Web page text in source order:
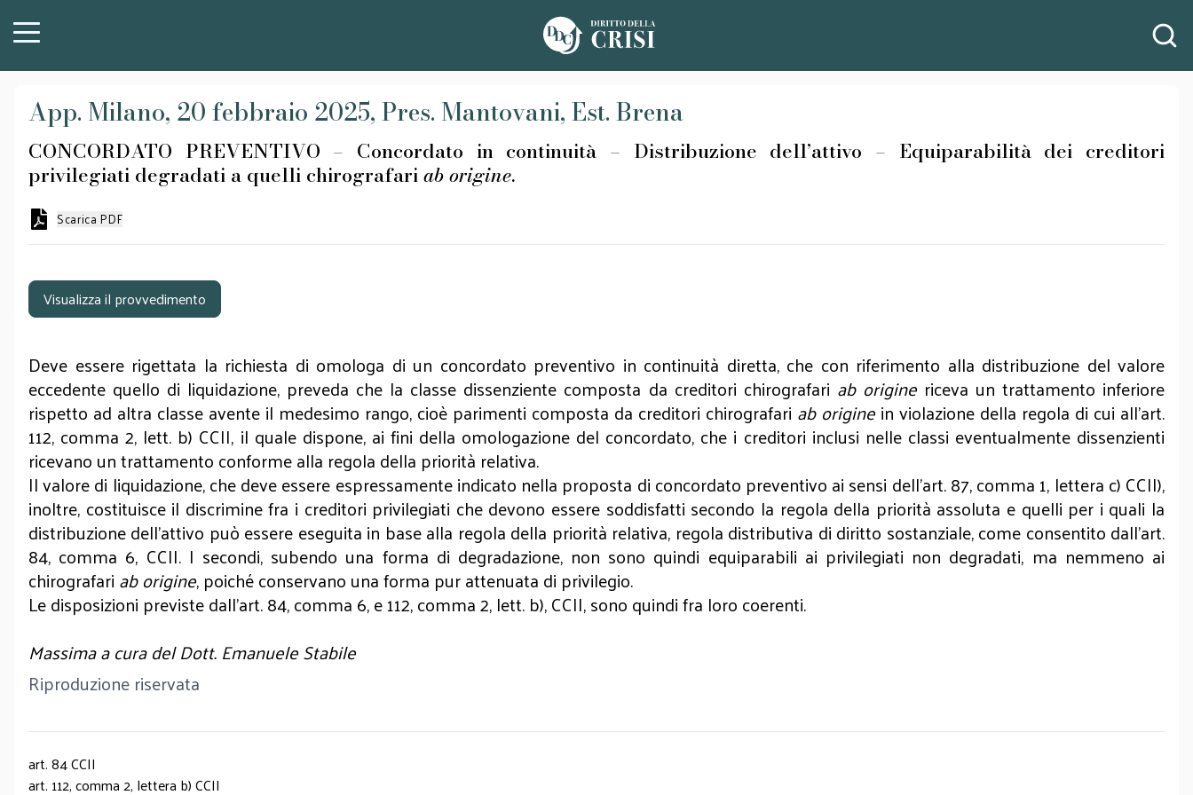
App. Milano, 20 febbraio 2025, Pres. Mantovani, Est. Brena
CONCORDATO PREVENTIVO – Concordato in continuità – Distribuzione dell’attivo – Equiparabilità dei creditori
privilegiati degradati a quelli chirografariab origine.
Scarica PDF
Visualizza il provvedimento
Deve essere rigettata la richiesta di omologa di un concordato preventivo in continuità diretta, che con riferimento alla distribuzione del valore
eccedente quello di liquidazione, preveda che la classe dissenziente composta da creditori chirografari ab originericeva un trattamento inferiore
rispetto ad altra classe avente il medesimo rango, cioè parimenti composta da creditori chirografari ab originein violazione della regola di cui all’art.
112, comma 2, lett. b) CCII, il quale dispone, ai fini della omologazione del concordato, che i creditori inclusi nelle classi eventualmente dissenzienti
ricevano un trattamento conforme alla regola della priorità relativa.
Il valore di liquidazione, che deve essere espressamente indicato nella proposta di concordato preventivo ai sensi dell’art. 87, comma 1, lettera c) CCII),
inoltre, costituisce il discrimine fra i creditori privilegiati che devono essere soddisfatti secondo la regola della priorità assoluta e quelli per i quali la
distribuzione dell’attivo può essere eseguita in base alla regola della priorità relativa, regola distributiva di diritto sostanziale, come consentito dall’art.
84, comma 6, CCII. I secondi, subendo una forma di degradazione, non sono quindi equiparabili ai privilegiati non degradati, ma nemmeno ai
chirografariab origine, poiché conservano una forma pur attenuata di privilegio.
Le disposizioni previste dall’art. 84, comma 6, e 112, comma 2, lett. b), CCII, sono quindi fra loro coerenti.
Massima a cura del Dott. Emanuele Stabile
Riproduzione riservata
art. 84 CCII
art. 112, comma 2, lettera b) CCII